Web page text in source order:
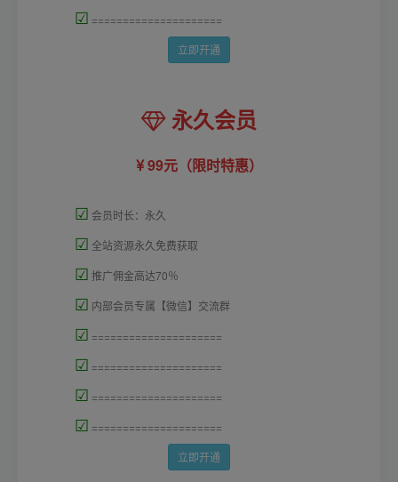
☑ =====================
立即开通
永久会员
99元（限时特惠）
☑ 会员时长：永久
☑ 全站资源永久免费获取
☑ 推广佣金高达70％
☑ 内部会员专属【微信】交流群
☑ =====================
☑ =====================
☑ =====================
☑ =====================
立即开通